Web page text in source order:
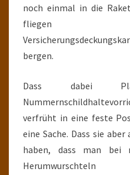
noch einmal in die
fliegen
bergen.
Dass dabei
verfrüht in eine feste
eine Sache. Dass sie
haben, dass man bei